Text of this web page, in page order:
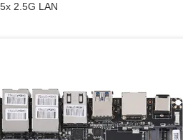
2.5G LAN